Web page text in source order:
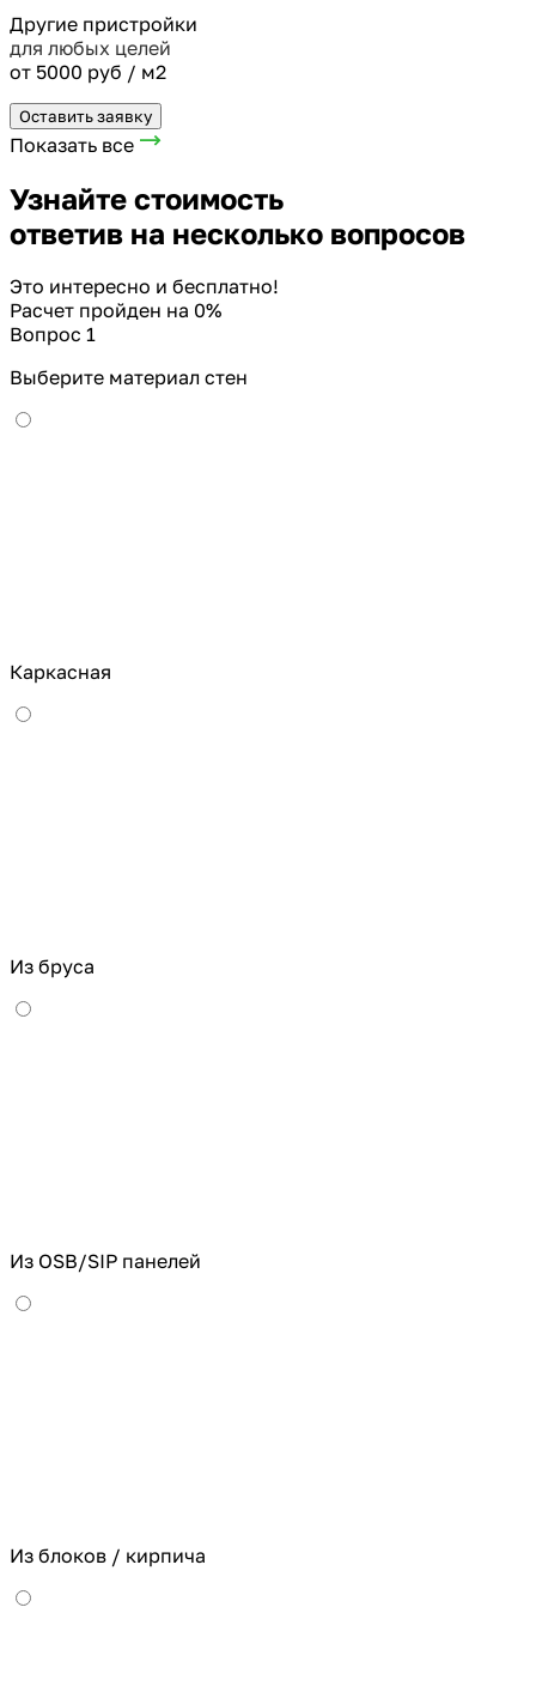
Другие пристройки
для любых целей
от 5000 руб / м2
Оставить заявку
Показать все
Узнайте стоимость
ответив на несколько вопросов
Это интересно и бесплатно!
Расчет пройден на 0%
Вопрос 1
Выберите материал стен
Каркасная
Из бруса
Из OSB/SIP панелей
Из блоков / кирпича